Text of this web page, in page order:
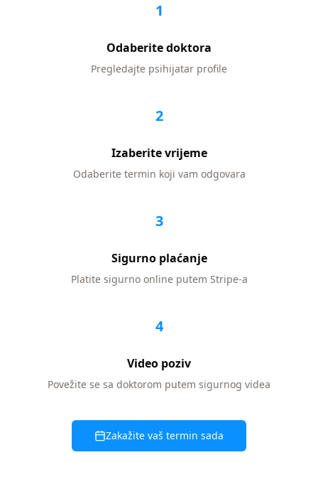
1
Odaberite doktora
Pregledajte psihijatar profile
2
Izaberite vrijeme
Odaberite termin koji vam odgovara
3
Sigurno plaćanje
Platite sigurno online putem Stripe-a
4
Video poziv
Povežite se sa doktorom putem sigurnog videa
Zakažite vaš termin sada